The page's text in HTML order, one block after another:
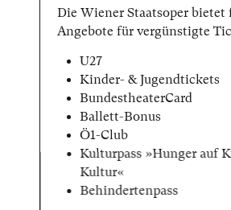
Die Wiener Staatsoper bietet
Angebote für vergünstigte
U27
Kinder- & Jugendtickets
BundestheaterCard
Ballett-Bonus
Ö1-Club
Kulturpass »Hunger auf
Kultur«
Behindertenpass